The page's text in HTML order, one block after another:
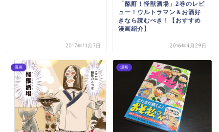
2017年11月7日
「酩酊！怪獣酒場」2巻のレビ
ュー！ウルトラマン＆お酒好
きなら読むべき！【おすすめ
漫画紹介】
2016年4月29日
漫画 漫画